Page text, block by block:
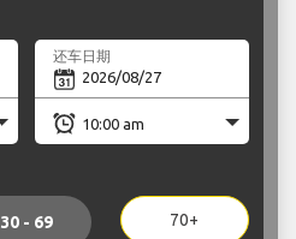
还车日期
30 - 69 70+